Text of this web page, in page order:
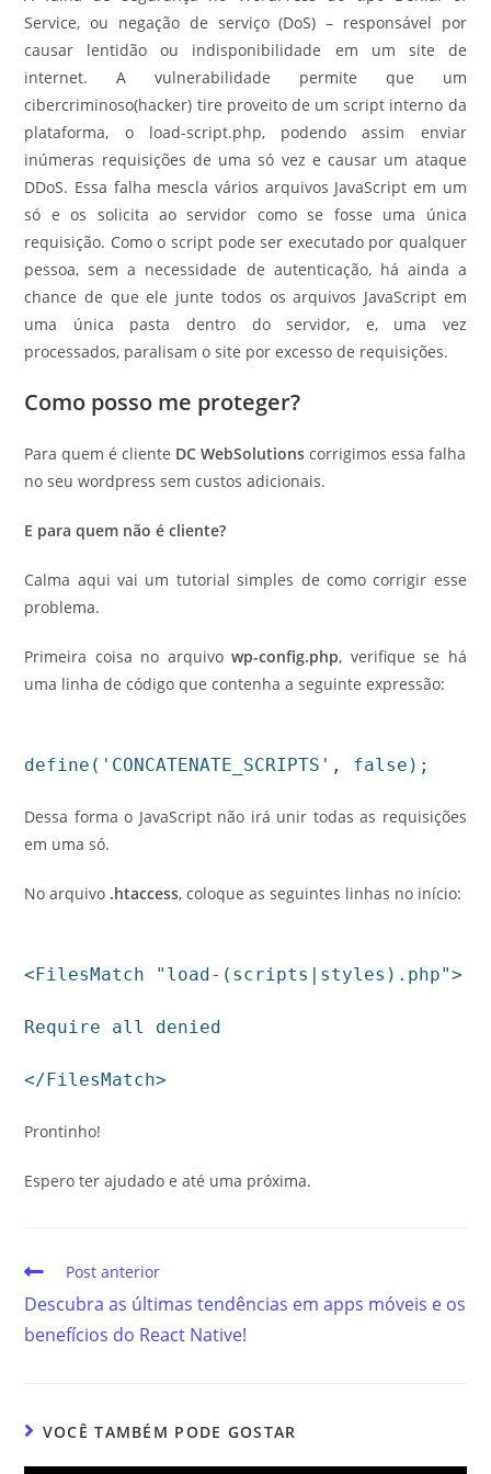
Service, ou negação de serviço (DoS) – responsável por
causar lentidão ou indisponibilidade em um site de
internet. A vulnerabilidade permite que um
cibercriminoso(hacker) tire proveito de um script interno da
plataforma, o load-script.php, podendo assim enviar
inúmeras requisições de uma só vez e causar um ataque
DDoS. Essa falha mescla vários arquivos JavaScript em um
só e os solicita ao servidor como se fosse uma única
requisição. Como o script pode ser executado por qualquer
pessoa, sem a necessidade de autenticação, há ainda a
chance de que ele junte todos os arquivos JavaScript em
uma única pasta dentro do servidor, e, uma vez
processados, paralisam o site por excesso de requisições.
Como posso me proteger?
Para quem é cliente DC WebSolutionscorrigimos essa falha
no seu wordpress sem custos adicionais.
E para quem não é cliente?
Calma aqui vai um tutorial simples de como corrigir esse
problema.
Primeira coisa no arquivowp-config.php, verifique se há
uma linha de código que contenha a seguinte expressão:
define('CONCATENATE_SCRIPTS', false);
Dessa forma o JavaScript não irá unir todas as requisições
em uma só.
No arquivo .htaccess, coloque as seguintes linhas no início:
<FilesMatch "load-(scripts|styles).php">
Require all denied
</FilesMatch>
Prontinho!
Espero ter ajudado e até uma próxima.
Post anterior
Descubra as últimas tendências em apps móveis e os
benefícios do React Native!
VOCÊ TAMBÉM PODE GOSTAR